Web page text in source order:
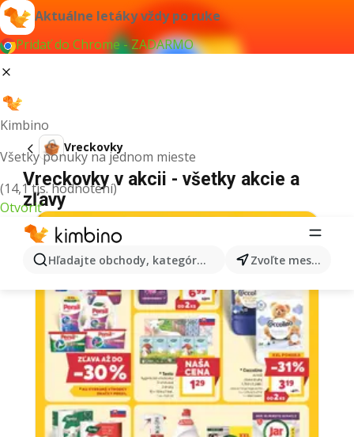
Aktuálne letáky vždy po ruke
Pridať do Chrome - ZADARMO
Kimbino
Všetky ponuky na jednom mieste
(14,1 tis. hodnotení)
Otvoriť
Hľadajte obchody, kategórie, produkty... Zvoľte mesto
Vreckovky
Vreckovky v akcii - všetky akcie a
zľavy